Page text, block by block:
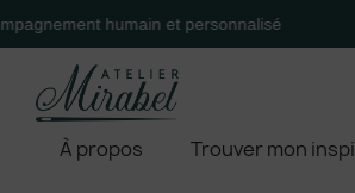
humain et personnalisé
À propos Trouver mon